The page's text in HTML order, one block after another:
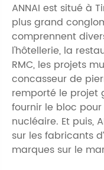
ANNAI est situé à
plus grand
comprennent
l'hôtellerie, la
RMC, les projets
concasseur de
remporté le projet
fournir le bloc
nucléaire. Et puis,
sur les fabricants
marques sur le